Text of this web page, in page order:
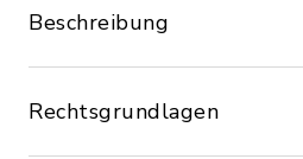
Beschreibung
Rechtsgrundlagen